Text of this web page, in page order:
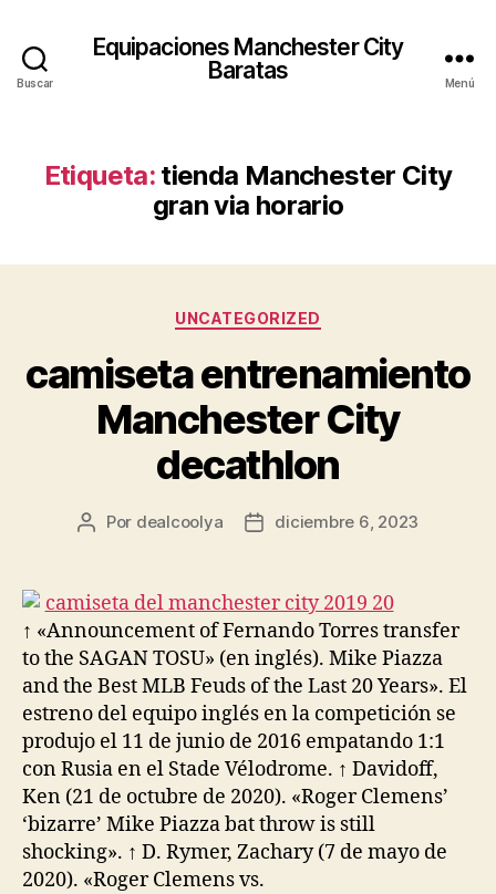
Buscar
Equipaciones Manchester City
Baratas
Menú
Etiqueta: tienda Manchester City
gran via horario
Categorías
UNCATEGORIZED
camiseta entrenamiento
Manchester City
decathlon
Autor
entrada
Por dealcoolya
Fecha
entrada
diciembre 6, 2023
↑ «Announcement of Fernando Torres transfer
to the SAGAN TOSU» (en inglés). Mike Piazza
and the Best MLB Feuds of the Last 20 Years». El
estreno del equipo inglés en la competición se
produjo el 11 de junio de 2016 empatando 1:1
con Rusia en el Stade Vélodrome. ↑ Davidoff,
Ken (21 de octubre de 2020). «Roger Clemens’
‘bizarre’ Mike Piazza bat throw is still
shocking». ↑ D. Rymer, Zachary (7 de mayo de
2020). «Roger Clemens vs.